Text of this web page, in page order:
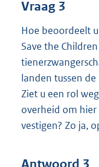
Vraag 3
Hoe beoordeelt
Save the
landen tussen
Ziet u een rol
overheid om
vestigen? Zo ja,